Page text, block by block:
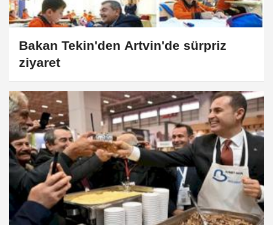
Bakan Tekin'den Artvin'de sürpriz
ziyaret